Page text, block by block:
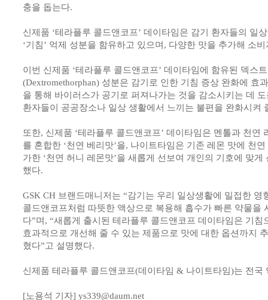
충을 돕는다.
신제품 ‘테라플루 콜드앤코프’ 데이타임은 감기 환자들의 일
‘기침’ 억제 성분을 함유하고 있으며, 다양한 맛을 추가해 소
이번 신제품 ‘테라플루 콜드앤코프’ 데이타임에 함유된 덱스
(Dextromethorphan) 성분은 감기로 인한 기침 증상 완화에 효
을 통해 바이러스가 공기로 퍼져나가는 것을 감소시키는 데
환자들이 공공장소나 일상 생활에서 느끼는 불편을 완화시켜
또한, 신제품 ‘테라플루 콜드앤코프’ 데이타임은 멘톨과 천연
를 혼합한 ‘천연 베리맛’을, 나이트타임은 기존 레몬 맛에 천
가한 ‘천연 허니 레몬맛’을 새롭게 선보여 개인의 기호에 맞
했다.
GSK CH 브랜드매니저는 “감기는 우리 일상생활에 밀접한 영
콜드앤코프처럼 따뜻한 액상으로 복용해 흡수가 빠른 약물을
다”며, “새롭게 출시된 테라플루 콜드앤코프 데이타임은 기침
효과적으로 개선해 줄 수 있는 제품으로 맛에 대한 옵션까지
혔다”고 설명했다.
신제품 테라플루 콜드앤코프(데이타임 & 나이트타임)는 전국
[노용석 기자] ys339@daum.net